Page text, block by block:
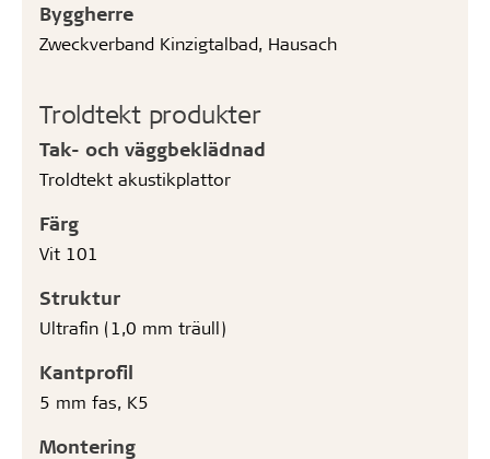
Byggherre
Zweckverband Kinzigtalbad, Hausach
Troldtekt produkter
Tak- och väggbeklädnad
Troldtekt akustikplattor
Färg
Vit 101
Struktur
Ultrafin (1,0 mm träull)
Kantprofil
5 mm fas, K5
Montering